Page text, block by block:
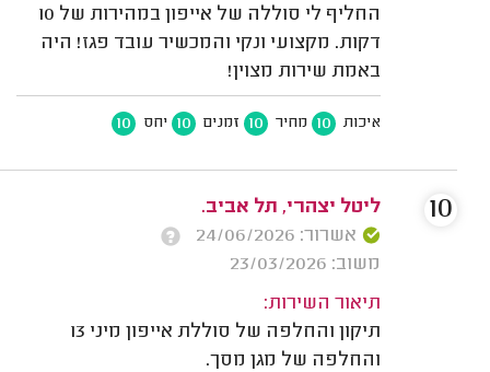
החליף לי סוללה של אייפון במהירות של 10
דקות. מקצועי ונקי והמכשיר עובד פגז! היה
באמת שירות מצוין!
איכות 10 מחיר 10 זמנים 10 יחס 10
ליטל יצהרי, תל אביב.
אשרור: 24/06/2026
משוב: 23/03/2026
תיאור השירות:
תיקון והחלפה של סוללת אייפון מיני 13
והחלפה של מגן מסך.
10